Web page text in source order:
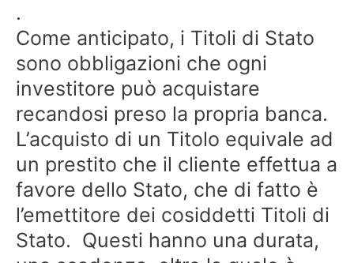
.
Come anticipato, i Titoli di Stato
sono obbligazioni che ogni
investitore può acquistare
recandosi preso la propria banca.
L’acquisto di un Titolo equivale ad
un prestito che il cliente effettua a
favore dello Stato, che di fatto è
l’emettitore dei cosiddetti Titoli di
Stato. Questi hanno una durata,